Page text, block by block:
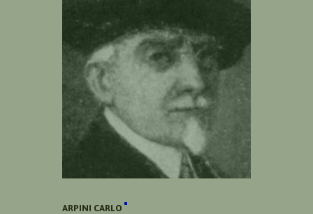
ARPINI CARLO